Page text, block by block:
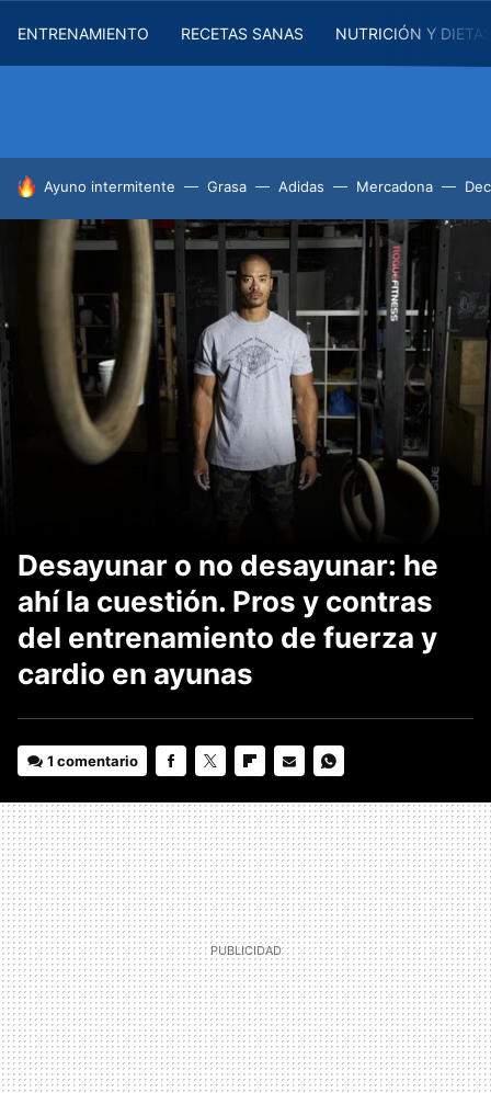
ENTRENAMIENTO RECETAS SANAS NUTRICIÓN Y
HOY SE HABLA DE
Ayuno intermitente Grasa Adidas Mercadona
Desayunar o no desayunar: he
ahí la cuestión. Pros y contras
del entrenamiento de fuerza y
cardio en ayunas
1 comentario
MAIL